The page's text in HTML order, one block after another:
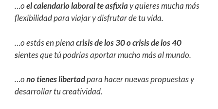
…oel calendario laboral te asfixiay quieres mucha más
flexibilidad para viajar y disfrutar de tu vida.
…o estás en plenacrisis de los 30 o crisis de los 40
sientes que tú podrías aportar mucho más al mundo.
…ono tienes libertadpara hacer nuevas propuestas y
desarrollar tu creatividad.